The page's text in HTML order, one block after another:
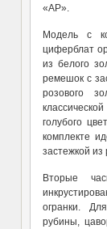
«AP».
Модель с
циферблат
из белого
ремешок с
розового
голубого
комплекте
застежкой из
Вторые
огранки.
рубины,